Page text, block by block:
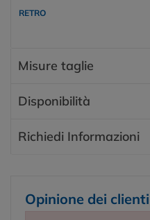
RETRO
Misure taglie
Disponibilità
Richiedi Informazioni
Opinione dei clienti